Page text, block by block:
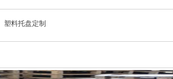
塑料托盘定制